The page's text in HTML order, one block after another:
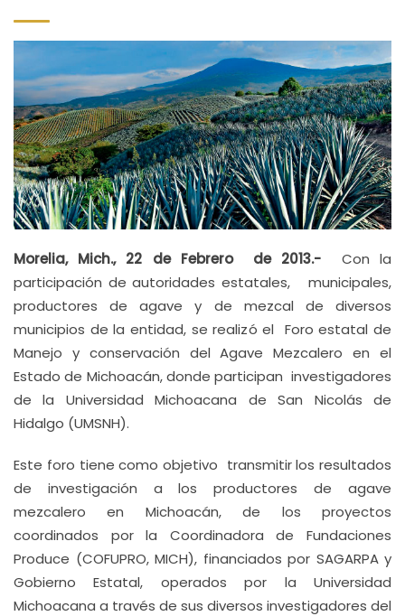
Morelia, Mich., 22 de Febrero de 2013.- Con la
participación de autoridades estatales, municipales,
productores de agave y de mezcal de diversos
municipios de la entidad, se realizó el Foro estatal de
Manejo y conservación del Agave Mezcalero en el
Estado de Michoacán, donde participan investigadores
de la Universidad Michoacana de San Nicolás de
Hidalgo (UMSNH).
Este foro tiene como objetivo transmitir los resultados
de investigación a los productores de agave
mezcalero en Michoacán, de los proyectos
coordinados por la Coordinadora de Fundaciones
Produce (COFUPRO, MICH), financiados por SAGARPA y
Gobierno Estatal, operados por la Universidad
Michoacana a través de sus diversos investigadores del